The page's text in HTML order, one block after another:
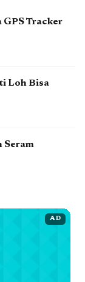
GPS Tracker
Loh Bisa
Seram
AD